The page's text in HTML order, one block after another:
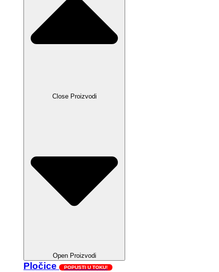
Close Proizvodi
Open Proizvodi
Pločice POPUSTI U TOKU!